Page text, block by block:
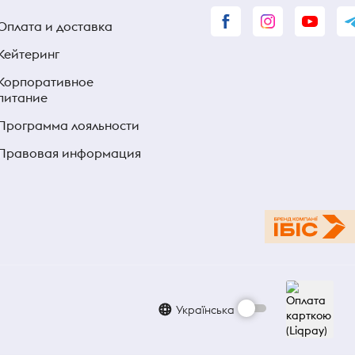
и доставка
лояльности
информация
Українська